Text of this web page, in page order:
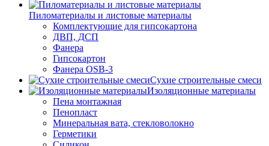
Пиломатериалы и листовые материалы
Комплектующие для гипсокартона
ДВП, ДСП
Фанера
Гипсокартон
Фанера OSB-3
Сухие строительные смеси
Изоляционные материалы
Пена монтажная
Пенопласт
Минеральная вата, стекловолокно
Герметики